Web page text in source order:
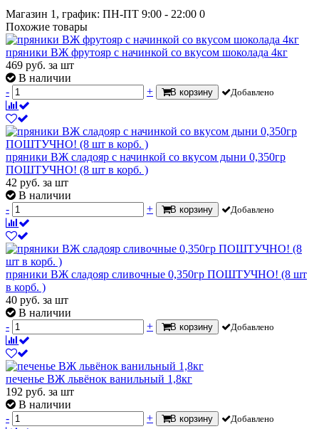
Магазин 1, график: ПН-ПТ 9:00 - 22:00 0
Похожие товары
пряники ВЖ фрутояр с начинкой со вкусом шоколада 4кг
469 руб. за шт
В наличии
-
+ В корзину Добавлено
пряники ВЖ сладояр с начинкой со вкусом дыни 0,350гр
ПОШТУЧНО! (8 шт в корб. )
42 руб. за шт
В наличии
-
+ В корзину Добавлено
пряники ВЖ сладояр сливочные 0,350гр ПОШТУЧНО! (8 шт
в корб. )
40 руб. за шт
В наличии
-
+ В корзину Добавлено
печенье ВЖ львёнок ванильный 1,8кг
192 руб. за шт
В наличии
-
+ В корзину Добавлено